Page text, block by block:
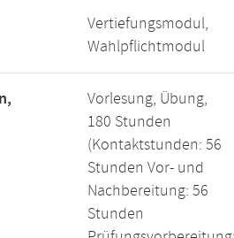
Vertiefungsmodul,
Wahlpflichtmodul
Vorlesung, Übung,
180 Stunden
(Kontaktstunden: 56
Stunden Vor- und
Nachbereitung: 56
Stunden